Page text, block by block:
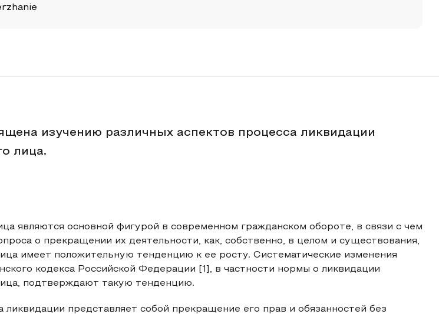
изучению различных аспектов процесса ликвидации
лица.
являются основной фигурой в современном гражданском обороте, в связи с чем
о прекращении их деятельности, как, собственно, в целом и существования,
имеет положительную тенденцию к ее росту. Систематические изменения
кодекса Российской Федерации [1], в частности нормы о ликвидации
подтверждают такую тенденцию.
представляет собой прекращение его прав и обязанностей без